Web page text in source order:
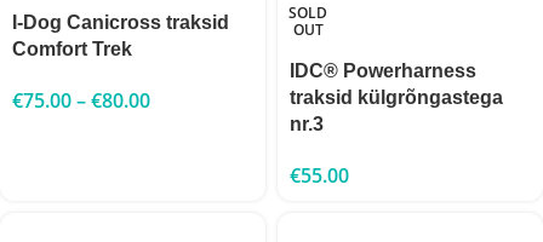
I-Dog Canicross traksid
Comfort Trek
€75.00–€80.00
SOLD
OUT
IDC® Powerharness
traksid külgrõngastega
nr.3
€55.00